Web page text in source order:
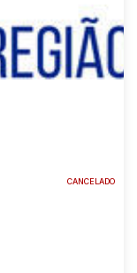
CANCELADO